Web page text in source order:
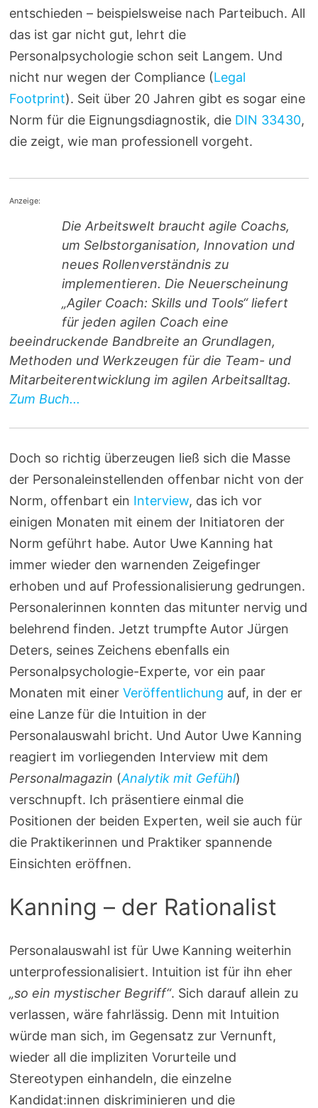
entschieden – beispielsweise nach Parteibuch. All
das ist gar nicht gut, lehrt die
Personalpsychologie schon seit Langem. Und
nicht nur wegen der Compliance (Legal
Footprint). Seit über 20 Jahren gibt es sogar eine
Norm für die Eignungsdiagnostik, die DIN 33430,
die zeigt, wie man professionell vorgeht.
Anzeige:
Die Arbeitswelt braucht agile Coachs,
um Selbstorganisation, Innovation und
neues Rollenverständnis zu
implementieren. Die Neuerscheinung
„Agiler Coach: Skills und Tools“ liefert
für jeden agilen Coach eine
beeindruckende Bandbreite an Grundlagen,
Methoden und Werkzeugen für die Team- und
Mitarbeiterentwicklung im agilen Arbeitsalltag.
Zum Buch...
Doch so richtig überzeugen ließ sich die Masse
der Personaleinstellenden offenbar nicht von der
Norm, offenbart ein Interview, das ich vor
einigen Monaten mit einem der Initiatoren der
Norm geführt habe. Autor Uwe Kanning hat
immer wieder den warnenden Zeigefinger
erhoben und auf Professionalisierung gedrungen.
Personalerinnen konnten das mitunter nervig und
belehrend finden. Jetzt trumpfte Autor Jürgen
Deters, seines Zeichens ebenfalls ein
Personalpsychologie-Experte, vor ein paar
Monaten mit einerVeröffentlichung auf, in der er
eine Lanze für die Intuition in der
Personalauswahl bricht. Und Autor Uwe Kanning
reagiert im vorliegenden Interview mit dem
Personalmagazin (Analytik mit Gefühl)
verschnupft. Ich präsentiere einmal die
Positionen der beiden Experten, weil sie auch für
die Praktikerinnen und Praktiker spannende
Einsichten eröffnen.
Kanning – der Rationalist
Personalauswahl ist für Uwe Kanning weiterhin
unterprofessionalisiert. Intuition ist für ihn eher
„so ein mystischer Begriff“. Sich darauf allein zu
verlassen, wäre fahrlässig. Denn mit Intuition
würde man sich, im Gegensatz zur Vernunft,
wieder all die impliziten Vorurteile und
Stereotypen einhandeln, die einzelne
Kandidat:innen diskriminieren und die